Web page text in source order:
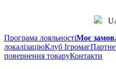
Програма лояльностіМоє
локалізаціюКлуб Ігромаг
повернення товаруКонтакти